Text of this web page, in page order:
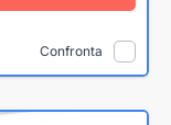
Confronta